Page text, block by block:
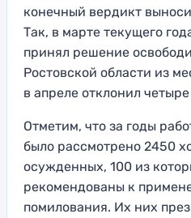
конечный вердикт
Так, в марте текущего
принял решение
Ростовской области из
в апреле отклонил
Отметим, что за годы
было рассмотрено 2450
осужденных, 100 из
рекомендованы к
помилования. Их них